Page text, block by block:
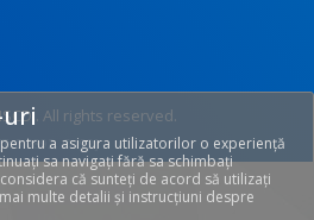
All rights reserved.
[T: 0.2892, O: 92]a asigura utilizatorilor o experiență
sa navigați fără sa schimbați
că sunteți de acord să utilizați
multe detalii și instrucțiuni despre